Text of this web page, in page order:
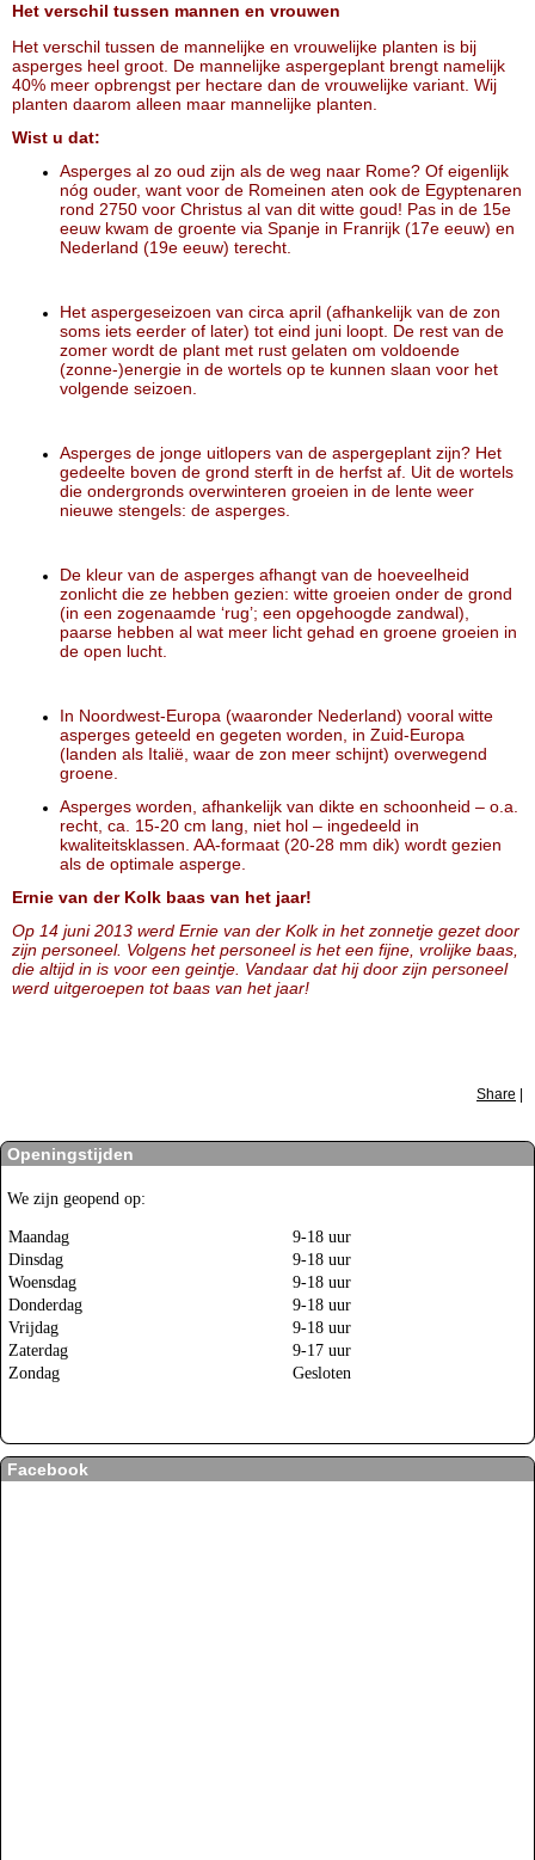
Het verschil tussen mannen en vrouwen
Het verschil tussen de mannelijke en vrouwelijke planten is bij
asperges heel groot. De mannelijke aspergeplant brengt namelijk
40% meer opbrengst per hectare dan de vrouwelijke variant. Wij
planten daarom alleen maar mannelijke planten.
Wist u dat:
Asperges al zo oud zijn als de weg naar Rome? Of eigenlijk
nóg ouder, want voor de Romeinen aten ook de Egyptenaren
rond 2750 voor Christus al van dit witte goud! Pas in de 15e
eeuw kwam de groente via Spanje in Franrijk (17e eeuw) en
Nederland (19e eeuw) terecht.
Het aspergeseizoen van circa april (afhankelijk van de zon
soms iets eerder of later) tot eind juni loopt. De rest van de
zomer wordt de plant met rust gelaten om voldoende
(zonne-)energie in de wortels op te kunnen slaan voor het
volgende seizoen.
Asperges de jonge uitlopers van de aspergeplant zijn? Het
gedeelte boven de grond sterft in de herfst af. Uit de wortels
die ondergronds overwinteren groeien in de lente weer
nieuwe stengels: de asperges.
De kleur van de asperges afhangt van de hoeveelheid
zonlicht die ze hebben gezien: witte groeien onder de grond
(in een zogenaamde ‘rug’; een opgehoogde zandwal),
paarse hebben al wat meer licht gehad en groene groeien in
de open lucht.
In Noordwest-Europa (waaronder Nederland) vooral witte
asperges geteeld en gegeten worden, in Zuid-Europa
(landen als Italië, waar de zon meer schijnt) overwegend
groene.
Asperges worden, afhankelijk van dikte en schoonheid – o.a.
recht, ca. 15-20 cm lang, niet hol – ingedeeld in
kwaliteitsklassen. AA-formaat (20-28 mm dik) wordt gezien
als de optimale asperge.
Ernie van der Kolk baas van het jaar!
Op 14 juni 2013 werd Ernie van der Kolk in het zonnetje gezet door
zijn personeel. Volgens het personeel is het een fijne, vrolijke baas,
die altijd in is voor een geintje. Vandaar dat hij door zijn personeel
werd uitgeroepen tot baas van het jaar!
Share
Openingstijden
We zijn geopend op:
Maandag
9-18 uur
Dinsdag
9-18 uur
Woensdag
9-18 uur
Donderdag
9-18 uur
Vrijdag
9-18 uur
Zaterdag
9-17 uur
Zondag
Gesloten
Facebook